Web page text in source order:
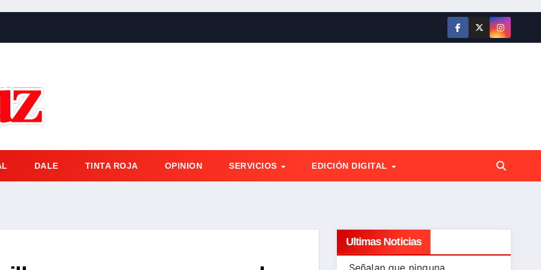
DALE TINTA ROJA OPINION SERVICIOS EDICIÓN DIGITAL
Ultimas Noticias